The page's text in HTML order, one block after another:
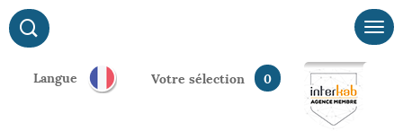
Langue votre sélection 0